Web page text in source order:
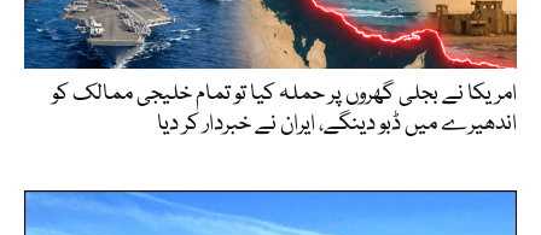
امریکا نے بجلی گھروں پر حملہ کیا تو تمام خلیجی ممالک کو
اندھیرے میں ڈبو دینگے، ایران نے خبردار کر دیا